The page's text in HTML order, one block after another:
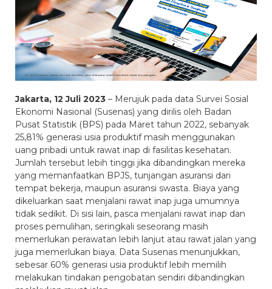
MyAstraLife
BSG
Jakarta, 12 Juli 2023 – Merujuk pada data Survei Sosial
Ekonomi Nasional (Susenas) yang dirilis oleh Badan
Pusat Statistik (BPS) pada Maret tahun 2022, sebanyak
25,81% generasi usia produktif masih menggunakan
uang pribadi untuk rawat inap di fasilitas kesehatan.
Jumlah tersebut lebih tinggi jika dibandingkan mereka
yang memanfaatkan BPJS, tunjangan asuransi dari
tempat bekerja, maupun asuransi swasta. Biaya yang
dikeluarkan saat menjalani rawat inap juga umumnya
tidak sedikit. Di sisi lain, pasca menjalani rawat inap dan
proses pemulihan, seringkali seseorang masih
memerlukan perawatan lebih lanjut atau rawat jalan yang
juga memerlukan biaya. Data Susenas menunjukkan,
sebesar 60% generasi usia produktif lebih memilih
melakukan tindakan pengobatan sendiri dibandingkan